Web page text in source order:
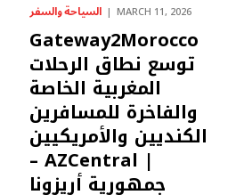
السياحة والسفر MARCH 11, 2026
Gateway2Morocco
توسع نطاق الرحلات
المغربية الخاصة
والفاخرة للمسافرين
الكنديين والأمريكيين
– AZCentral |
جمهورية أريزونا